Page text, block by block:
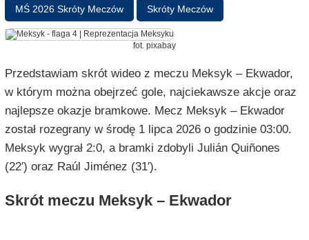
MŚ 2026 Skróty Meczów Skróty Meczów
fot. pixabay
Przedstawiam skrót wideo z meczu Meksyk – Ekwador,
w którym można obejrzeć gole, najciekawsze akcje oraz
najlepsze okazje bramkowe. Mecz Meksyk – Ekwador
został rozegrany w środę 1 lipca 2026 o godzinie 03:00.
Meksyk wygrał 2:0, a bramki zdobyli Julián Quiñones
(22′) oraz Raúl Jiménez (31′).
Skrót meczu Meksyk – Ekwador